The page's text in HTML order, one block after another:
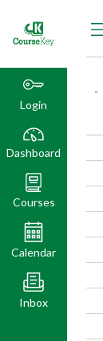
Login
Dashboard
Courses
Calendar
Inbox
-